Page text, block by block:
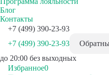
Блог
Контакты
+7 (499) 390-23-93
+7 (499) 390-23-93
до 20:00 без выходных
Избранное0